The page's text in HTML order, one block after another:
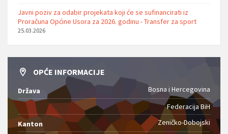
Javni poziv za odabir projekata koji će se sufinancirati iz
Proračuna Općine Usora za 2026. godinu - Transfer za sport
25.03.2026
OPĆE INFORMACIJE
Država
Bosna i Hercegovina
Federacija BiH
Kanton
Zeničko-Dobojski